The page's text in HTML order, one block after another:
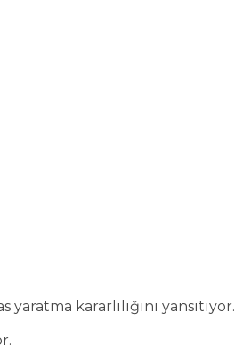
kararlılığını yansıtıyor.